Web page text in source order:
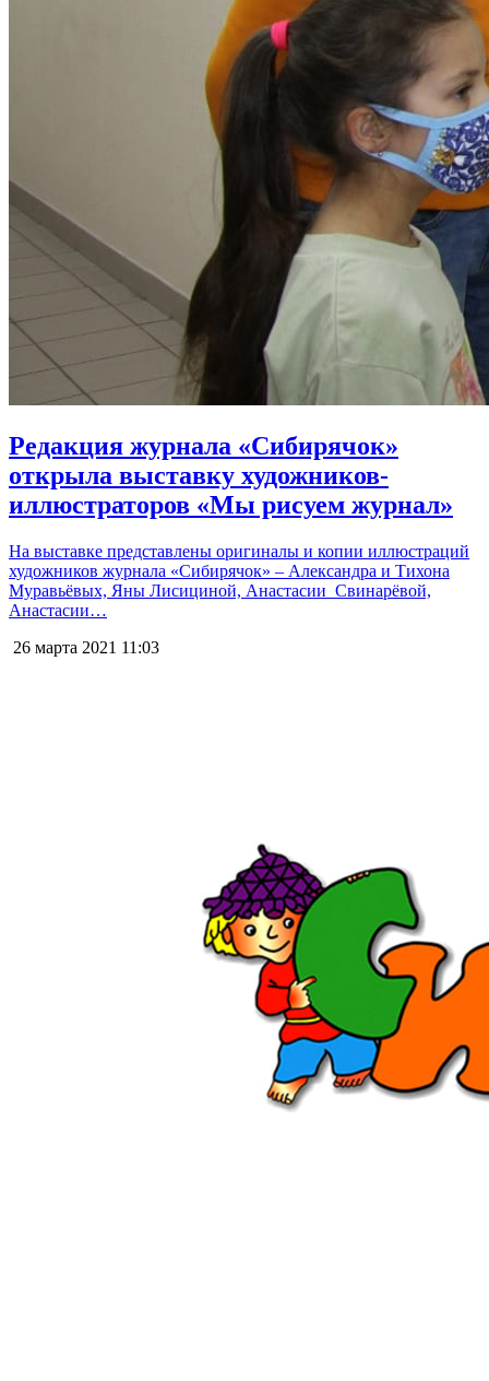
Редакция журнала «Сибирячок»
открыла выставку художников-
иллюстраторов «Мы рисуем журнал»
На выставке представлены оригиналы и копии иллюстраций
художников журнала «Сибирячок» – Александра и Тихона
Муравьёвых, Яны Лисициной, Анастасии Свинарёвой,
Анастасии…
26 марта 2021 11:03